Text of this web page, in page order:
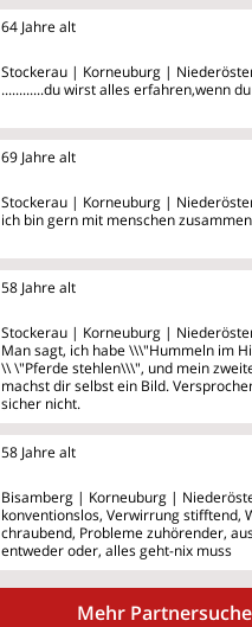
64 Jahre alt
Stockerau | Korneuburg |
............du wirst alles erfahren,wenn
69 Jahre alt
Stockerau | Korneuburg |
ich bin gern mit menschen
58 Jahre alt
Stockerau | Korneuburg |
Man sagt, ich habe \\\"Hummeln im
\\ \"Pferde stehlen\\\", und mein
machst dir selbst ein Bild.
sicher nicht.
58 Jahre alt
Bisamberg | Korneuburg |
konventionslos, Verwirrung stifftend,
chraubend, Probleme zuhörender,
entweder oder, alles geht-nix muss
Mehr